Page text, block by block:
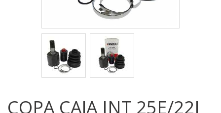
COPA CAJA INT 25E/22I